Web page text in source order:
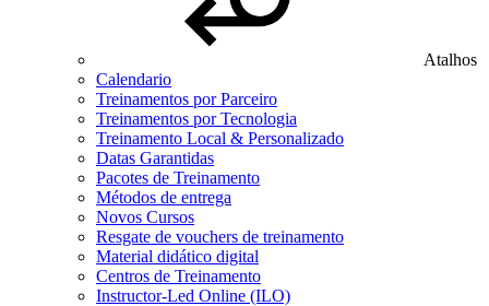
Atalhos
Calendario
Treinamentos por Parceiro
Treinamentos por Tecnologia
Treinamento Local & Personalizado
Datas Garantidas
Pacotes de Treinamento
Métodos de entrega
Novos Cursos
Resgate de vouchers de treinamento
Material didático digital
Centros de Treinamento
Instructor-Led Online (ILO)